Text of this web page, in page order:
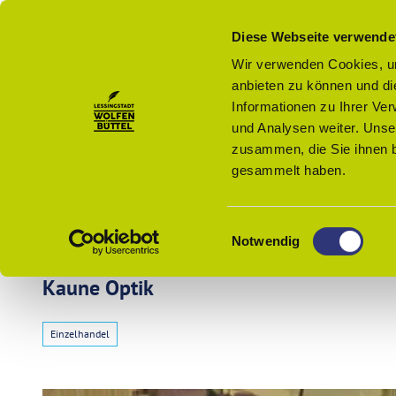
Diese Webseite
Wir verwenden Cookies,
anbieten zu können und
Informationen zu Ihrer
und Analysen weiter.
zusammen, die Sie ihnen
gesammelt haben.
i
Notwendig
Z
Menü
Kaune Optik
Einzelhandel